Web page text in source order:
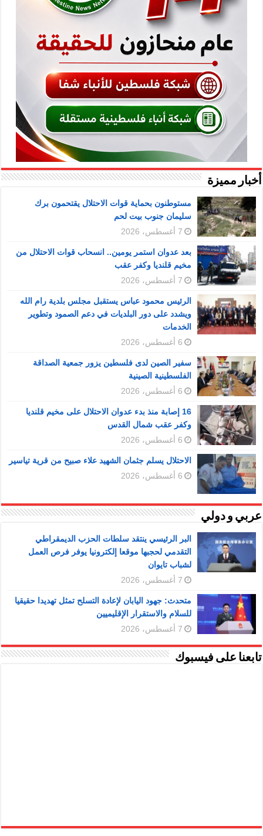
أخبار مميزة
مستوطنون بحماية قوات الاحتلال يقتحمون برك
سليمان جنوب بيت لحم
7 أغسطس، 2026
بعد عدوان استمر يومين.. انسحاب قوات الاحتلال من
مخيم قلنديا وكفر عقب
7 أغسطس، 2026
الرئيس محمود عباس يستقبل مجلس بلدية رام الله
ويشدد على دور البلديات في دعم الصمود وتطوير
الخدمات
6 أغسطس، 2026
سفير الصين لدى فلسطين يزور جمعية الصداقة
الفلسطينية الصينية
6 أغسطس، 2026
16 إصابة منذ بدء عدوان الاحتلال على مخيم قلنديا
وكفر عقب شمال القدس
6 أغسطس، 2026
الاحتلال يسلم جثمان الشهيد علاء صبيح من قرية تياسير
6 أغسطس، 2026
عربي و دولي
البر الرئيسي ينتقد سلطات الحزب الديمقراطي
التقدمي لحجبها موقعا إلكترونيا يوفر فرص العمل
لشباب تايوان
7 أغسطس، 2026
متحدث: جهود اليابان لإعادة التسلح تمثل تهديدا حقيقيا
للسلام والاستقرار الإقليميين
7 أغسطس، 2026
تابعنا على فيسبوك